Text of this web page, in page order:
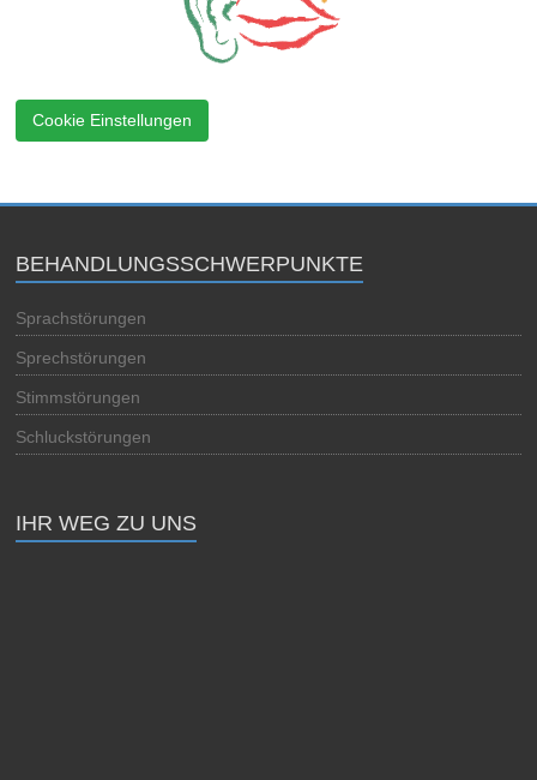
Cookie Einstellungen
BEHANDLUNGSSCHWERPUNKTE
Sprachstörungen
Sprechstörungen
Stimmstörungen
Schluckstörungen
IHR WEG ZU UNS